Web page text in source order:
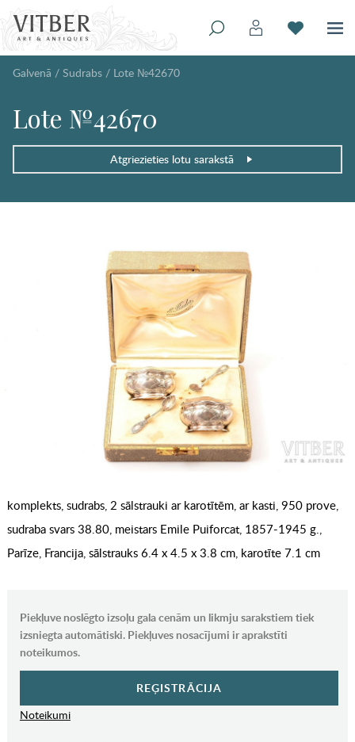
Galvenā / Sudrabs / Lote №42670
Lote №42670
Atgriezieties lotu sarakstā
komplekts, sudrabs, 2 sālstrauki ar karotītēm, ar kasti, 950 prove,
sudraba svars 38.80, meistars Emile Puiforcat, 1857-1945 g.,
Parīze, Francija, sālstrauks 6.4 x 4.5 x 3.8 cm, karotīte 7.1 cm
Piekļuve noslēgto izsoļu gala cenām un likmju sarakstiem tiek
izsniegta automātiski. Piekļuves nosacījumi ir aprakstīti
noteikumos.
REĢISTRĀCIJA
Noteikumi